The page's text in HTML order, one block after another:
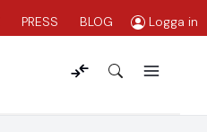
PRESS BLOG Logga in